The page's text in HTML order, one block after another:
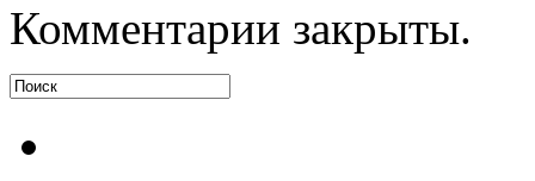
Комментарии закрыты.